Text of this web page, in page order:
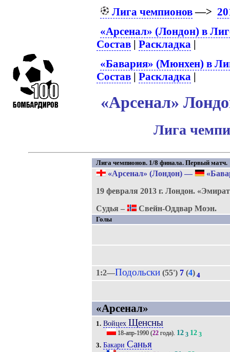
Лига чемпионов—>
«Арсенал» (Лондон) в
Состав |Раскладка |
«Бавария» (Мюнхен) в
Состав |Раскладка |
«Арсенал»
Лига
Лига чемпионов. 1/8 финала. Первый матч.
«Арсенал» (Лондон)—
19 февраля 2013 г. Лондон.
Судья –
Свейн-Оддвар Моэн.
Голы
1:2—Подольски(55') 7(4) 4
«Арсенал»
1. Войцех Щенсны
18-апр-1990(22года). 12 3 12 3
3. Бакари Санья